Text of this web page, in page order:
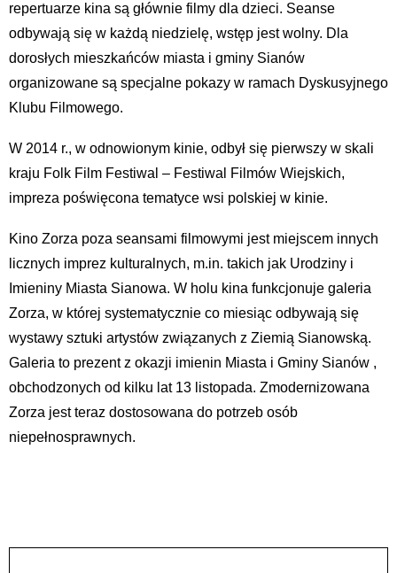
repertuarze kina są głównie filmy dla dzieci. Seanse
odbywają się w każdą niedzielę, wstęp jest wolny. Dla
dorosłych mieszkańców miasta i gminy Sianów
organizowane są specjalne pokazy w ramach Dyskusyjnego
Klubu Filmowego.
W 2014 r., w odnowionym kinie, odbył się pierwszy w skali
kraju Folk Film Festiwal – Festiwal Filmów Wiejskich,
impreza poświęcona tematyce wsi polskiej w kinie.
Kino Zorza poza seansami filmowymi jest miejscem innych
licznych imprez kulturalnych, m.in. takich jak Urodziny i
Imieniny Miasta Sianowa. W holu kina funkcjonuje galeria
Zorza, w której systematycznie co miesiąc odbywają się
wystawy sztuki artystów związanych z Ziemią Sianowską.
Galeria to prezent z okazji imienin Miasta i Gminy Sianów ,
obchodzonych od kilku lat 13 listopada. Zmodernizowana
Zorza jest teraz dostosowana do potrzeb osób
niepełnosprawnych.